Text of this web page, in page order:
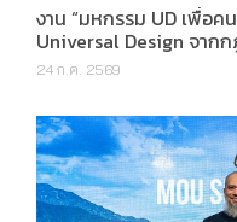
งาน “มหกรรม UD เพื่อ
Universal Design จาก
24 ก.ค. 2569